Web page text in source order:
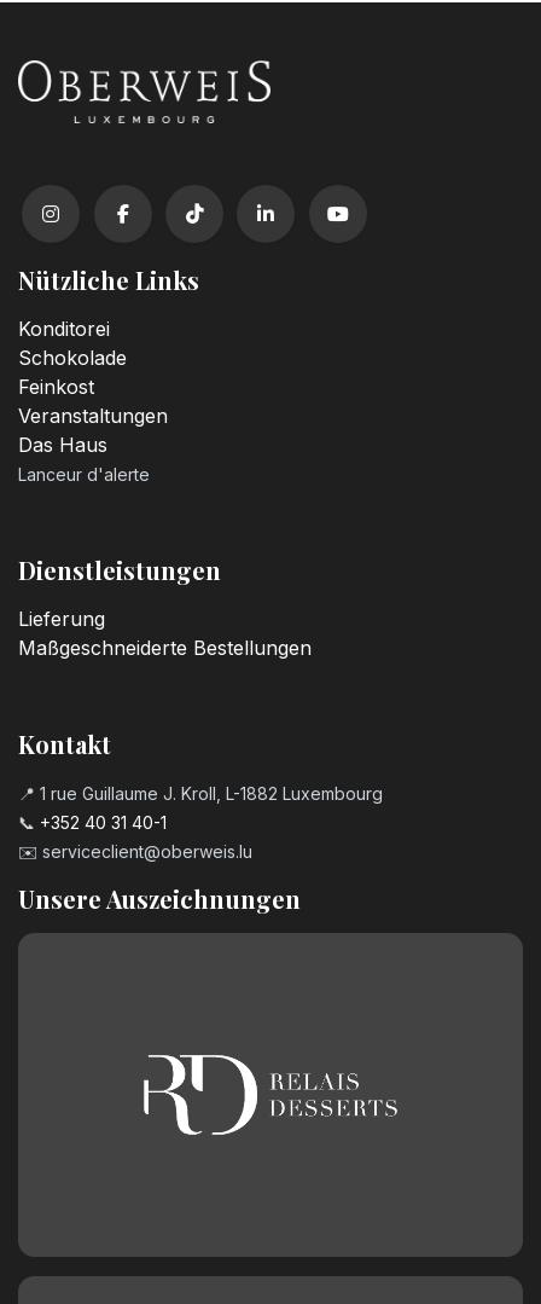
Nützliche Links
Konditorei
Schokolade
Feinkost
Veranstaltungen
Das Haus
Lanceur d'alerte
Dienstleistungen
Lieferung
Maßgeschneiderte Bestellungen
Kontakt
📍 1 rue Guillaume J. Kroll, L-1882 Luxembourg
📞 +352 40 31 40-1
✉️ serviceclient@oberweis.lu
Unsere Auszeichnungen